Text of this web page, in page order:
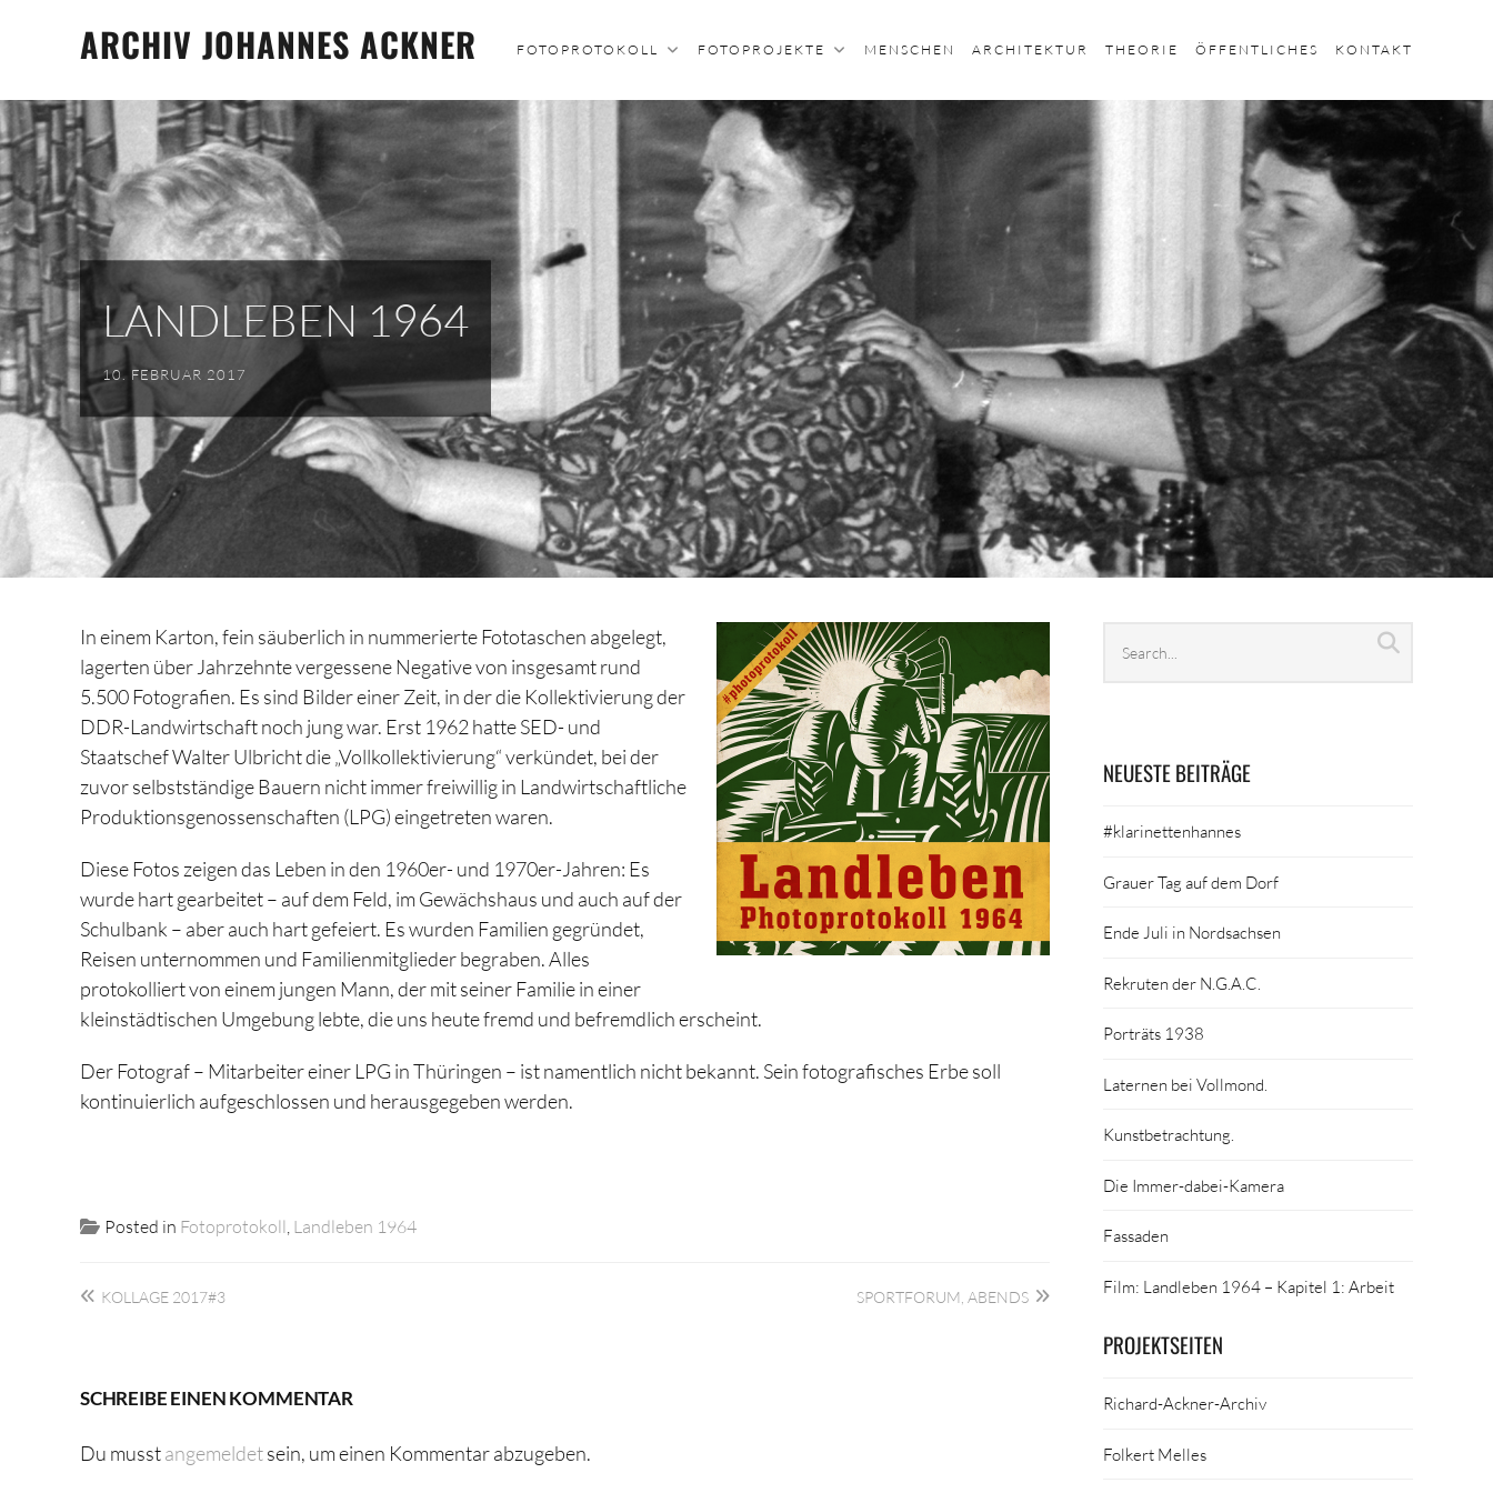
ARCHIV JOHANNES ACKNER FOTOPROTOKOLL FOTOPROJEKTE MENSCHEN ARCHITEKTUR THEORIE ÖFFENTLICHES KONTAKT
LANDLEBEN 1964
10. FEBRUAR 2017
In einem Karton, fein säuberlich in nummerierte Fototaschen abgelegt,
lagerten über Jahrzehnte vergessene Negative von insgesamt rund
5.500 Fotografien. Es sind Bilder einer Zeit, in der die Kollektivierung der
DDR-Landwirtschaft noch jung war. Erst 1962 hatte SED- und
Staatschef Walter Ulbricht die „Vollkollektivierung“ verkündet, bei der
zuvor selbstständige Bauern nicht immer freiwillig in Landwirtschaftliche
Produktionsgenossenschaften (LPG) eingetreten waren.
Diese Fotos zeigen das Leben in den 1960er- und 1970er-Jahren: Es
wurde hart gearbeitet – auf dem Feld, im Gewächshaus und auch auf der
Schulbank – aber auch hart gefeiert. Es wurden Familien gegründet,
Reisen unternommen und Familienmitglieder begraben. Alles
protokolliert von einem jungen Mann, der mit seiner Familie in einer
kleinstädtischen Umgebung lebte, die uns heute fremd und befremdlich erscheint.
Der Fotograf – Mitarbeiter einer LPG in Thüringen – ist namentlich nicht bekannt. Sein fotografisches Erbe soll
kontinuierlich aufgeschlossen und herausgegeben werden.
Posted in Fotoprotokoll Landleben 1964
Beitragsnavigation
KOLLAGE 2017#3 SPORTFORUM, ABENDS
SCHREIBE EINEN KOMMENTAR
Du musstangemeldetsein, um einen Kommentar abzugeben.
archives
NEUESTE BEITRÄGE
#klarinettenhannes
Grauer Tag auf dem Dorf
Ende Juli in Nordsachsen
Rekruten der N.G.A.C.
Porträts 1938
Laternen bei Vollmond.
Kunstbetrachtung.
Die Immer-dabei-Kamera
Fassaden
Film: Landleben 1964 – Kapitel 1: Arbeit
PROJEKTSEITEN
Richard-Ackner-Archiv
Folkert Melles